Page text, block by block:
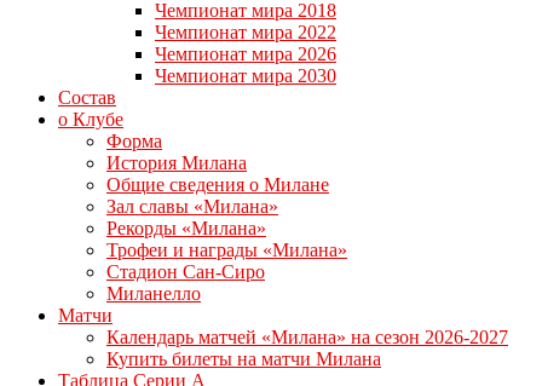
Чемпионат мира 2018
Чемпионат мира 2022
Чемпионат мира 2026
Чемпионат мира 2030
Состав
о Клубе
Форма
История Милана
Общие сведения о Милане
Зал славы «Милана»
Рекорды «Милана»
Трофеи и награды «Милана»
Стадион Сан-Сиро
Миланелло
Матчи
Календарь матчей «Милана» на сезон 2026-2027
Купить билеты на матчи Милана
Таблица Серии А